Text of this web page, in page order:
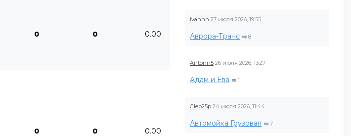
ivannn 27 июля 2026, 19:55
Аврора-Транс 8
Antonn5 26 июля 2026, 13:27
Адам и Ева 1
Gleb25p 24 июля 2026, 11:44
Автомойка Грузовая 7
0 0 0.00
0 0 0.00